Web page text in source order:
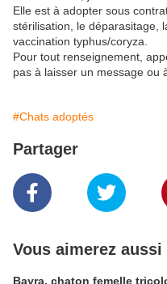
Elle est à adopter sous
stérilisation, le déparasitage,
vaccination typhus/coryza.
Pour tout renseignement,
pas à laisser un message ou
#Chats adoptés
Partager
Vous aimerez aussi
Bayra, chaton femelle